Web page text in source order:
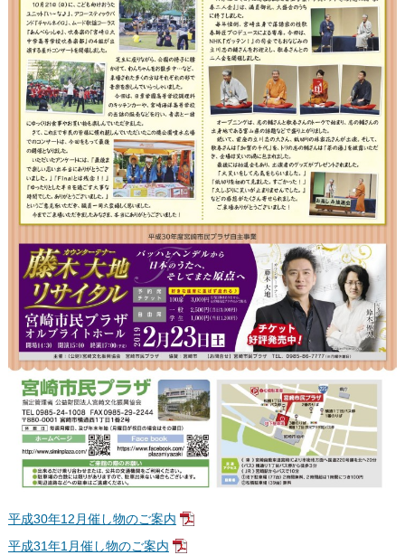
平成30年12月催し物のご案内
平成31年1月催し物のご案内